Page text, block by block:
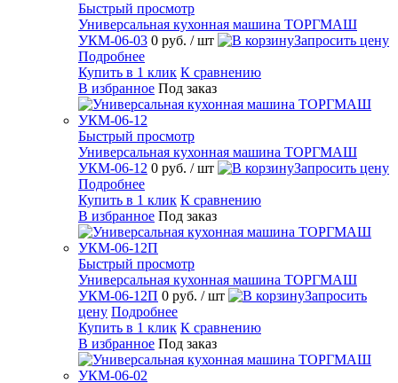
Быстрый просмотр
Универсальная кухонная машина ТОРГМАШ
УКМ-06-03 0 руб. / шт
Запросить цену
Подробнее
Купить в 1 клик К сравнению
В избранное Под заказ
Быстрый просмотр
Универсальная кухонная машина ТОРГМАШ
УКМ-06-12 0 руб. / шт
Запросить цену
Подробнее
Купить в 1 клик К сравнению
В избранное Под заказ
Быстрый просмотр
Универсальная кухонная машина ТОРГМАШ
УКМ-06-12П 0 руб. / шт
Запросить
цену Подробнее
Купить в 1 клик К сравнению
В избранное Под заказ